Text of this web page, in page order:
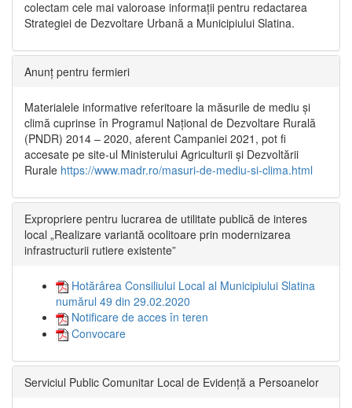
colectam cele mai valoroase informații pentru redactarea
Strategiei de Dezvoltare Urbană a Municipiului Slatina.
Anunț pentru fermieri
Materialele informative referitoare la măsurile de mediu și
climă cuprinse în Programul Național de Dezvoltare Rurală
(PNDR) 2014 – 2020, aferent Campaniei 2021, pot fi
accesate pe site-ul Ministerului Agriculturii și Dezvoltării
Rurale https://www.madr.ro/masuri-de-mediu-si-clima.html
Expropriere pentru lucrarea de utilitate publică de interes
local „Realizare variantă ocolitoare prin modernizarea
infrastructurii rutiere existente”
Hotărârea Consiliului Local al Municipiului Slatina
numărul 49 din 29.02.2020
Notificare de acces în teren
Convocare
Serviciul Public Comunitar Local de Evidență a Persoanelor